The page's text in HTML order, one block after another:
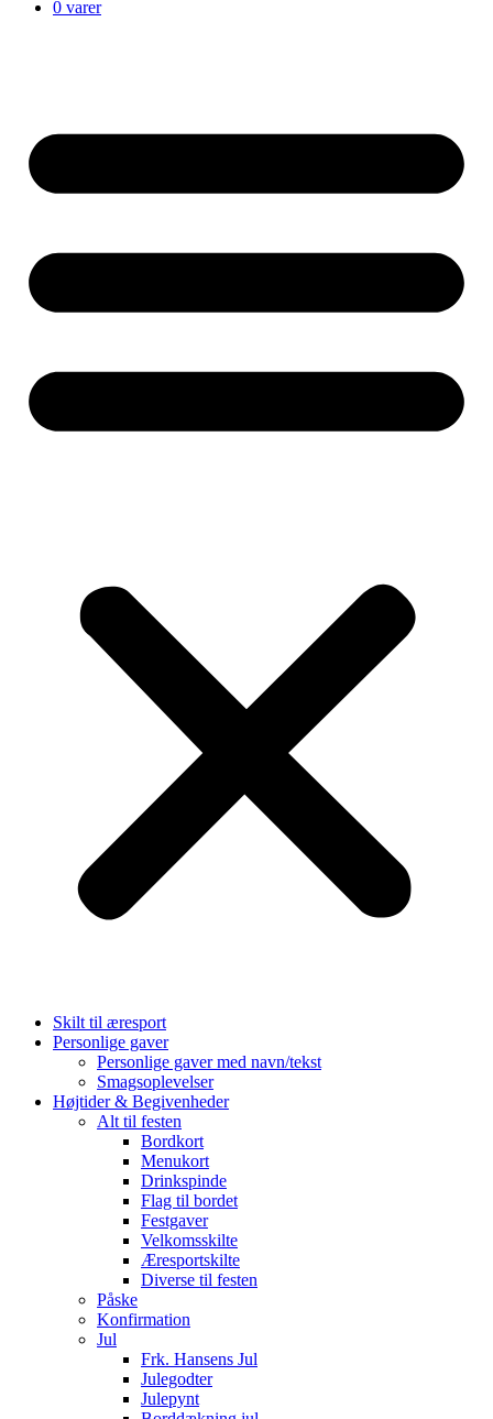
0 varer
Skilt til æresport
Personlige gaver
Personlige gaver med navn/tekst
Smagsoplevelser
Højtider & Begivenheder
Alt til festen
Bordkort
Menukort
Drinkspinde
Flag til bordet
Festgaver
Velkomsskilte
Æresportskilte
Diverse til festen
Påske
Konfirmation
Jul
Frk. Hansens Jul
Julegodter
Julepynt